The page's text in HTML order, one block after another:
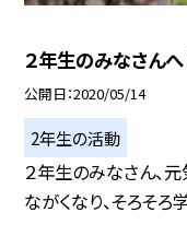
２年生のみなさんへ（
公開日 2020/05/14
2年生の活動
２年生のみなさん、
ながくなり、そろそろ